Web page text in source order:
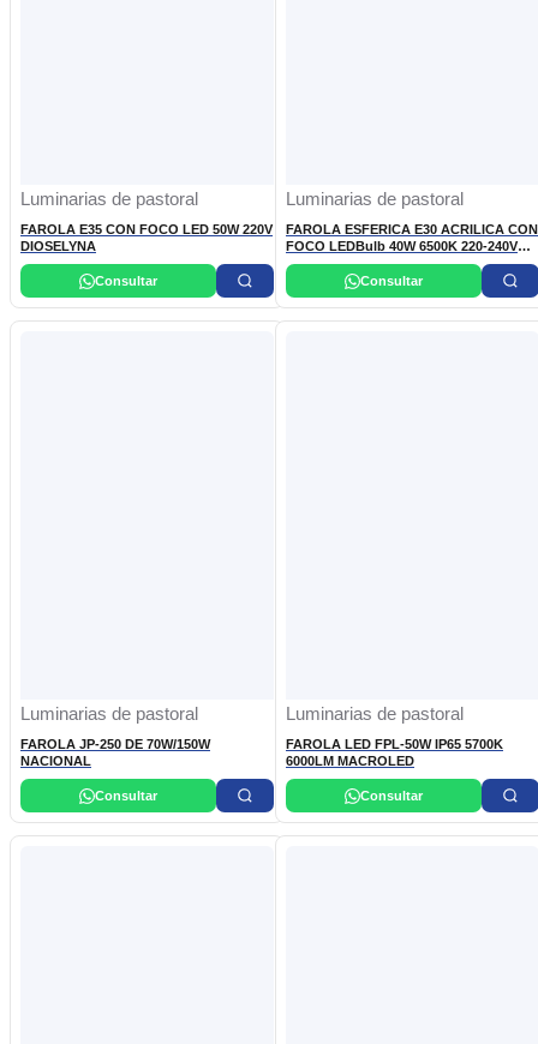
Luminarias de pastoral
FAROLA E35 CON FOCO LED 50W 220V
DIOSELYNA
Consultar
Luminarias de pastoral
FAROLA ESFERICA E30 ACRILICA CON
FOCO LEDBulb 40W 6500K 220-240V
A130 AR PHILIPS
Consultar
Luminarias de pastoral
FAROLA JP-250 DE 70W/150W
NACIONAL
Consultar
Luminarias de pastoral
FAROLA LED FPL-50W IP65 5700K
6000LM MACROLED
Consultar